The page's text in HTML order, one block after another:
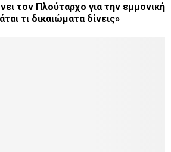
τον Πλούταρχο για την εμμονική
τι δικαιώματα δίνεις»